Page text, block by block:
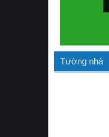
Tường nhà